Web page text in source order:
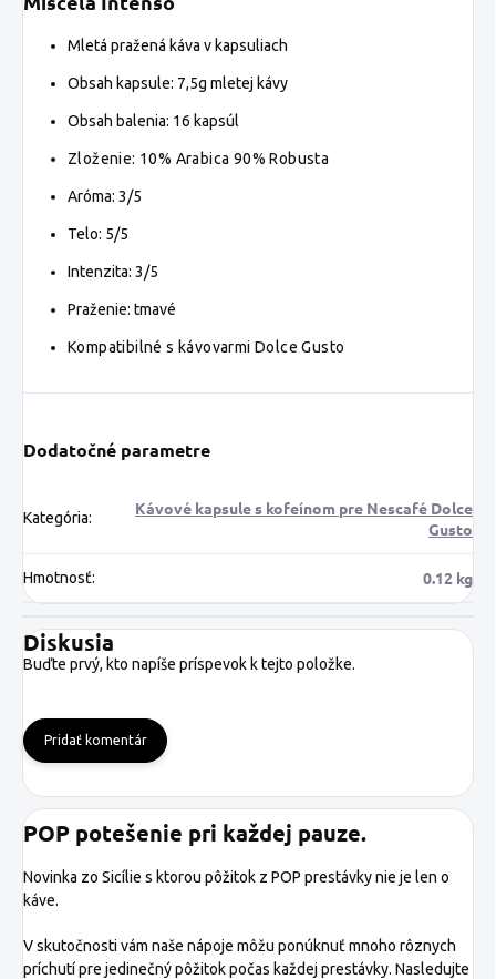
Mletá pražená káva v kapsuliach
Obsah kapsule: 7,5g mletej kávy
Obsah balenia: 16 kapsúl
Zloženie: 10% Arabica 90% Robusta
Aróma: 3/5
Telo: 5/5
Intenzita: 3/5
Praženie: tmavé
Kompatibilné s kávovarmi Dolce Gusto
Dodatočné parametre
Kategória:
Kávové kapsule s kofeínom pre Nescafé Dolce
Gusto
Hmotnosť: 0.12 kg
Diskusia
Buďte prvý, kto napíše príspevok k tejto položke.
Pridať komentár
POP potešenie pri každej pauze.
Novinka zo Sicílie s ktorou pôžitok z POP prestávky nie je len o
káve.
V skutočnosti vám naše nápoje môžu ponúknuť mnoho rôznych
príchutí pre jedinečný pôžitok počas každej prestávky. Nasledujte